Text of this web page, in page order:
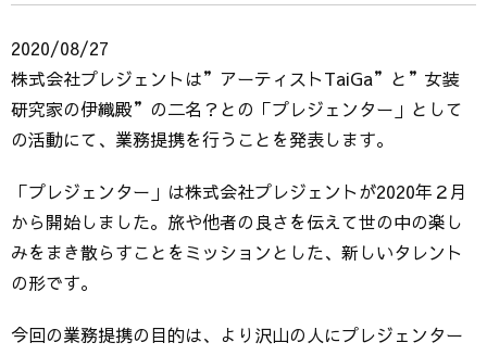
2020/08/27
株式会社プレジェントは”アーティストTaiGa”と”女装
研究家の伊織殿”の二名？との「プレジェンター」として
の活動にて、業務提携を行うことを発表します。
「プレジェンター」は株式会社プレジェントが2020年２月
から開始しました。旅や他者の良さを伝えて世の中の楽し
みをまき散らすことをミッションとした、新しいタレント
の形です。
今回の業務提携の目的は、より沢山の人にプレジェンター